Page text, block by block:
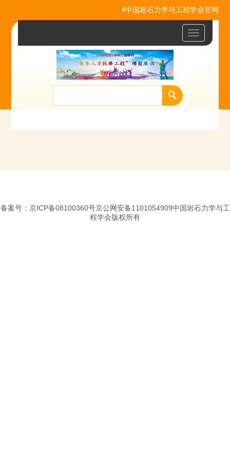
中国岩石力学与工程学会官网
Toggle
备案号：京ICP备08100360号京公网安备1101054909中国岩石力学与工
程学会版权所有